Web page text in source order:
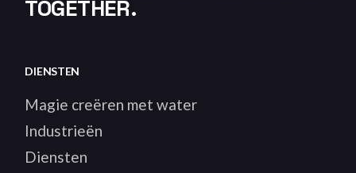
TOGETHER.
DIENSTEN
Magie creëren met water
Industrieën
Diensten